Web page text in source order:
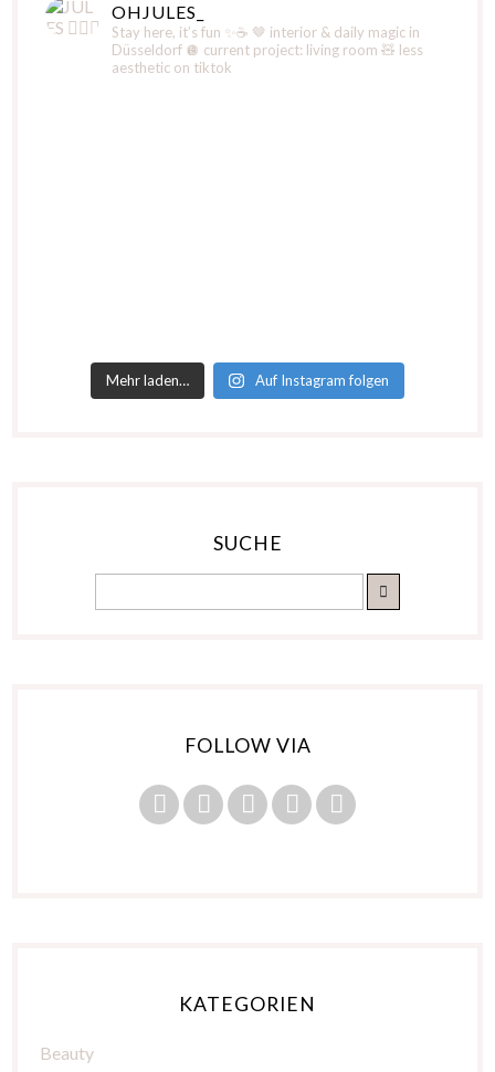
OHJULES_
Stay here, it’s fun ✨☕️ 🤎 interior & daily magic in
Düsseldorf 🪩 current project: living room 🧸 less
aesthetic on tiktok
Mehr laden… Auf Instagram folgen
SUCHE
FOLLOW VIA
KATEGORIEN
Beauty